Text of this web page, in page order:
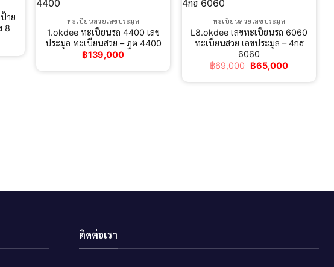
าย
8
ทะเบียนสวยเลขประมูล
1.okdee ทะเบียนรถ 4400 เลข
ประมูล ทะเบียนสวย – ฎต 4400
฿139,000
ทะเบียนสวยเลขประมูล
L8.okdee เลขทะเบียนรถ 6060
ทะเบียนสวย เลขประมูล – 4กฮ
6060
฿69,000 Original
price
฿65,000Current
ติดต่อเรา